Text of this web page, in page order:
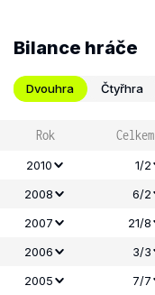
Bilance hráče
Dvouhra Čtyřhra
Rok Celkem
2010 1/2
2008
6/2
2007
21/8
2006
3/3
2005
7/7